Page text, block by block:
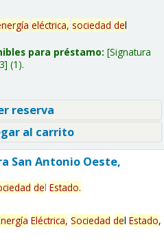
eléctrica, sociedad del
para préstamo: Signatura
(1).
reserva
al carrito
San Antonio Oeste,
del Estado.
Eléctrica, Sociedad del Estado,